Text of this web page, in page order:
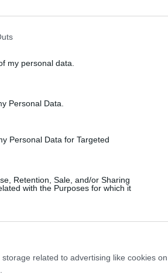
my personal data.
Personal Data.
Personal Data for Targeted
Retention, Sale, and/or Sharing
with the Purposes for which it
related to advertising like cookies on
risulta infatti interdetta
verranno utilizzate
acqueo
Aranci hainterdetto la
attività subacquea di
individuati dalle seguenti